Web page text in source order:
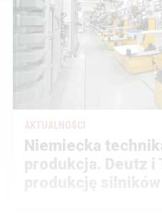
AKTUALNOŚCI
Niemiecka
produkcja. Deutz i